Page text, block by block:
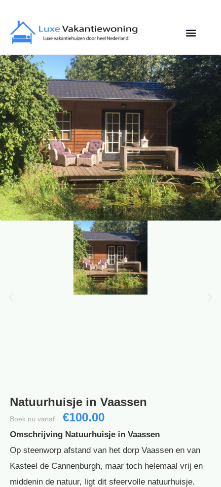
Natuurhuisje in Vaassen
Boek nu vanaf: €100.00
Omschrijving Natuurhuisje in Vaassen
Op steenworp afstand van het dorp Vaassen en van
Kasteel de Cannenburgh, maar toch helemaal vrij en
middenin de natuur, ligt dit sfeervolle natuurhuisje.